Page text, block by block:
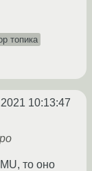
топика
10:13:47
то оно